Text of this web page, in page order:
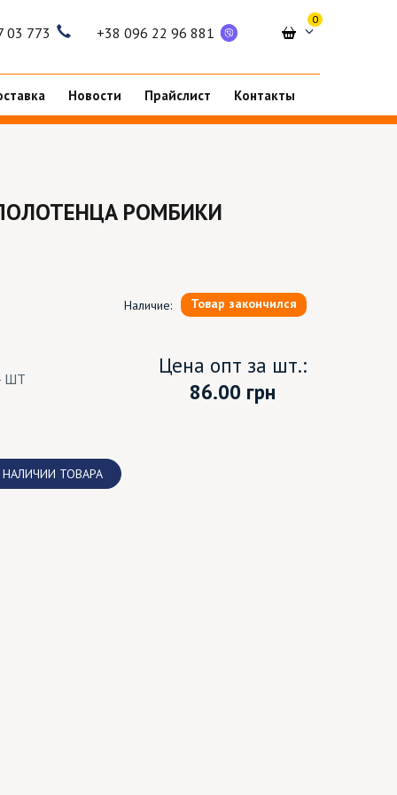
03 773 +38 096 22 96 881
0
Новости Прайслист Контакты
РОМБИКИ
Наличие: Товар закончился
ШТ
Цена опт за шт.:
86.00 грн
ТОВАРА